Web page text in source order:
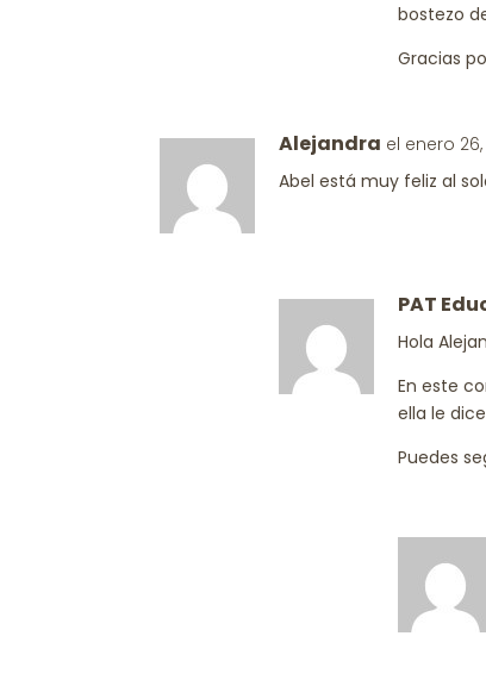
bostezo
Gracias
Alejandra el enero
Abel está muy feliz al
PAT
Hola
En este
ella le
Puedes